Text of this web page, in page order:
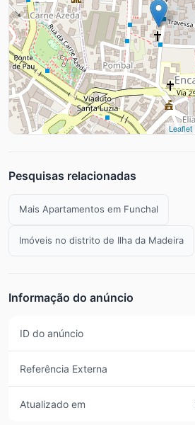
Leaflet
Pesquisas relacionadas
Mais Apartamentos em Funchal
Imóveis no distrito de Ilha da Madeira
Informação do anúncio
ID do anúncio
Referência Externa
Atualizado em